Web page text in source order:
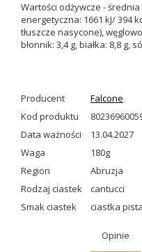
Wartości odżywcze -
energetyczna: 1661 kJ/ 394
tłuszcze nasycone),
błonnik: 3,4 g, białka: 8,8 g,
Producent
Falcone
Kod produktu
Data ważności
13.04.2027
Waga
180g
Region
Abruzja
Rodzaj ciastek
cantucci
Smak ciastek
ciastka
Opinie